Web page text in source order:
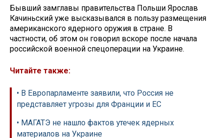
Бывший замглавы правительства Польши Ярослав
Качиньский уже высказывался в пользу размещения
американского ядерного оружия в стране. В
частности, об этом он говорил вскоре после начала
российской военной спецоперации на Украине.
Читайте также:
• В Европарламенте заявили, что Россия не
представляет угрозы для Франции и ЕС
• МАГАТЭ не нашло фактов утечек ядерных
материалов на Украине